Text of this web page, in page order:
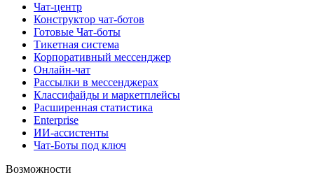
Чат-центр
Конструктор чат-ботов
Готовые Чат-боты
Тикетная система
Корпоративный мессенджер
Онлайн-чат
Рассылки в мессенджерах
Классифайды и маркетплейсы
Расширенная статистика
Enterprise
ИИ-ассистенты
Чат-Боты под ключ
Возможности